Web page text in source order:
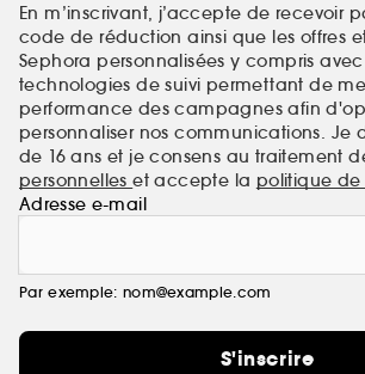
En m’inscrivant, j’accepte de recevoir
code de réduction ainsi que les offres
Sephora personnalisées y compris
technologies de suivi permettant de
performance des campagnes afin
personnaliser nos communications. Je
de 16 ans et je consens au traitement
personnelleset accepte la politique
Adresse e-mail
Par exemple: nom@example.com
S'inscrire